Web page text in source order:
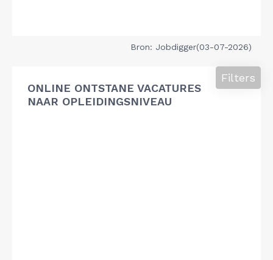
Bron: Jobdigger(03-07-2026)
ONLINE ONTSTANE VACATURES
NAAR OPLEIDINGSNIVEAU
Filters